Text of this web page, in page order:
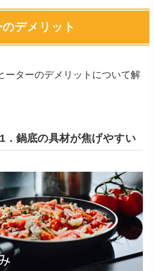
デメリット
ーターのデメリットについて解
．鍋底の具材が焦げやすい